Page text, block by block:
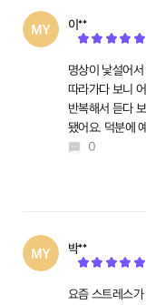
이**
명상이 낯설어
따라가다 보니
반복해서 듣다
됐어요. 덕분에
0
박**
요즘 스트레스